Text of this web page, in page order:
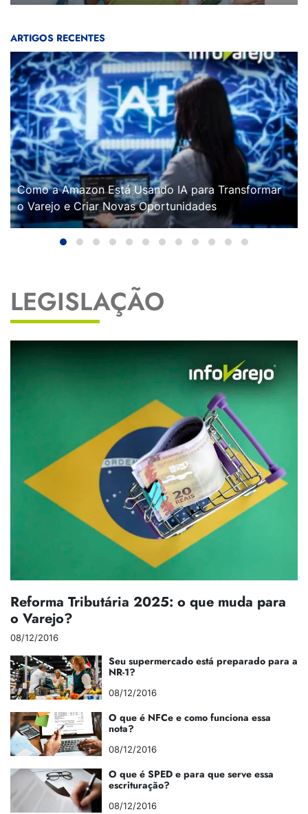
ARTIGOS RECENTES
Como a Amazon Está Usando IA para Transformar
o Varejo e Criar Novas Oportunidades
LEGISLAÇÃO
Reforma Tributária 2025: o que muda para
o Varejo?
08/12/2016
Seu supermercado está preparado para a
NR-1?
08/12/2016
O que é NFCe e como funciona essa
nota?
08/12/2016
O que é SPED e para que serve essa
escrituração?
08/12/2016